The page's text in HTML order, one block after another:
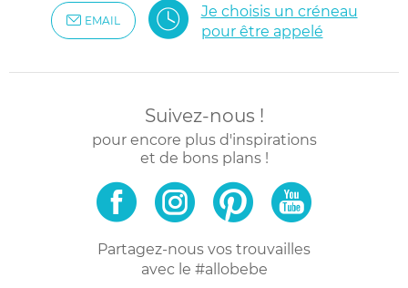
EMAIL
Je choisis un créneau
pour être appelé
Suivez-nous !
pour encore plus d'inspirations
et de bons plans !
Partagez-nous vos trouvailles
avec le #allobebe